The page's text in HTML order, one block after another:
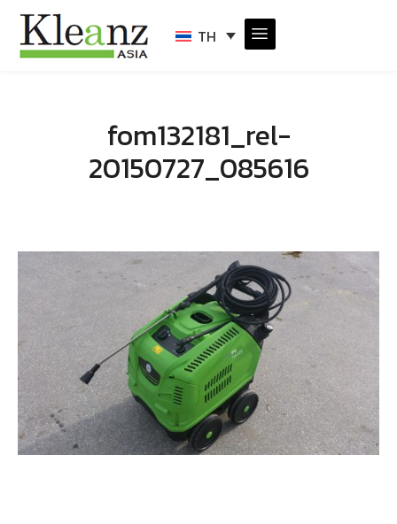
TH
fom132181_rel-
20150727_085616